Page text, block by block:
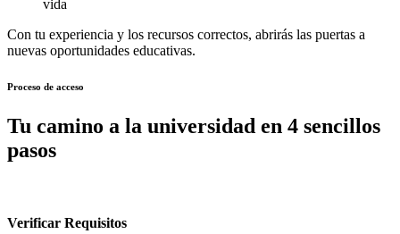
vida
Con tu experiencia y los recursos correctos, abrirás las puertas a
nuevas oportunidades educativas.
Proceso de acceso
Tu camino a la universidad en 4 sencillos
pasos
Verificar Requisitos